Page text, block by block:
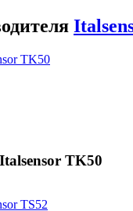
TK50